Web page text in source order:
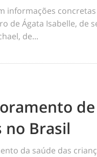
informações concretas
de Ágata Isabelle, de
de...
de
no Brasil
da saúde das